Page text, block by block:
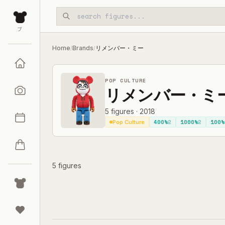
Skip to main content
ブ
Home/Brands/ リメンバー・ミー
POP CULTURE
リメンバー・ミ
5 figures · 2018
Pop Culture 400%2 1000%2 100%
5 figures